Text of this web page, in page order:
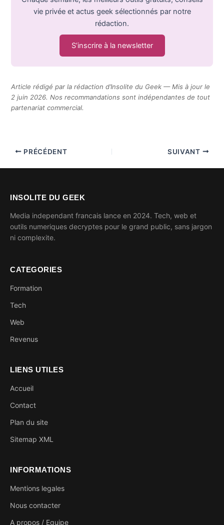
vie privée et actus geek sélectionnés par notre
rédaction.
S’inscrire à la newsletter
Article rédigé par la rédaction d’Insolite du Geek — Mis à jour le
2 juin 2026. Nos recommandations sont indépendantes de tout
partenariat commercial.
PRÉCÉDENT SUIVANT
INSOLITE DU GEEK
Media independant francais lance en 2024. Tech, web et
outils numeriques decryptes pour le grand public, sans jargon
ni complexite.
CATEGORIES
Formation
Tech
Web
Revenus
LIENS UTILES
Accueil
Contact
Plan du site
Sitemap XML
INFORMATIONS
Mentions legales
Nous contacter
A propos / Equipe